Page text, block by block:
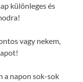
különleges és
vagy nekem,
a napon sok-sok